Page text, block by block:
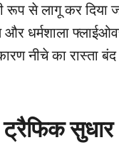
रूप से लागू कर दिया
धर्मशाला
नीचे का रास्ता
सुधार